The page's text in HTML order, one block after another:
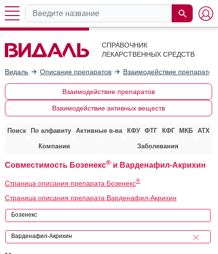
СПРАВОЧНИК
ЛЕКАРСТВЕННЫХ СРЕДСТВ
Видаль Описание препаратов Взаимодействие препаратов
Взаимодействие препаратов
Взаимодействие активных веществ
Поиск По алфавиту Активные в-ва КФУ ФТГ КФГ МКБ АТХ
Компании Заболевания
Совместимость Бозенекс® и Варденафил-Акрихин
Страница описания препарата Бозенекс®
Страница описания препарата Варденафил-Акрихин